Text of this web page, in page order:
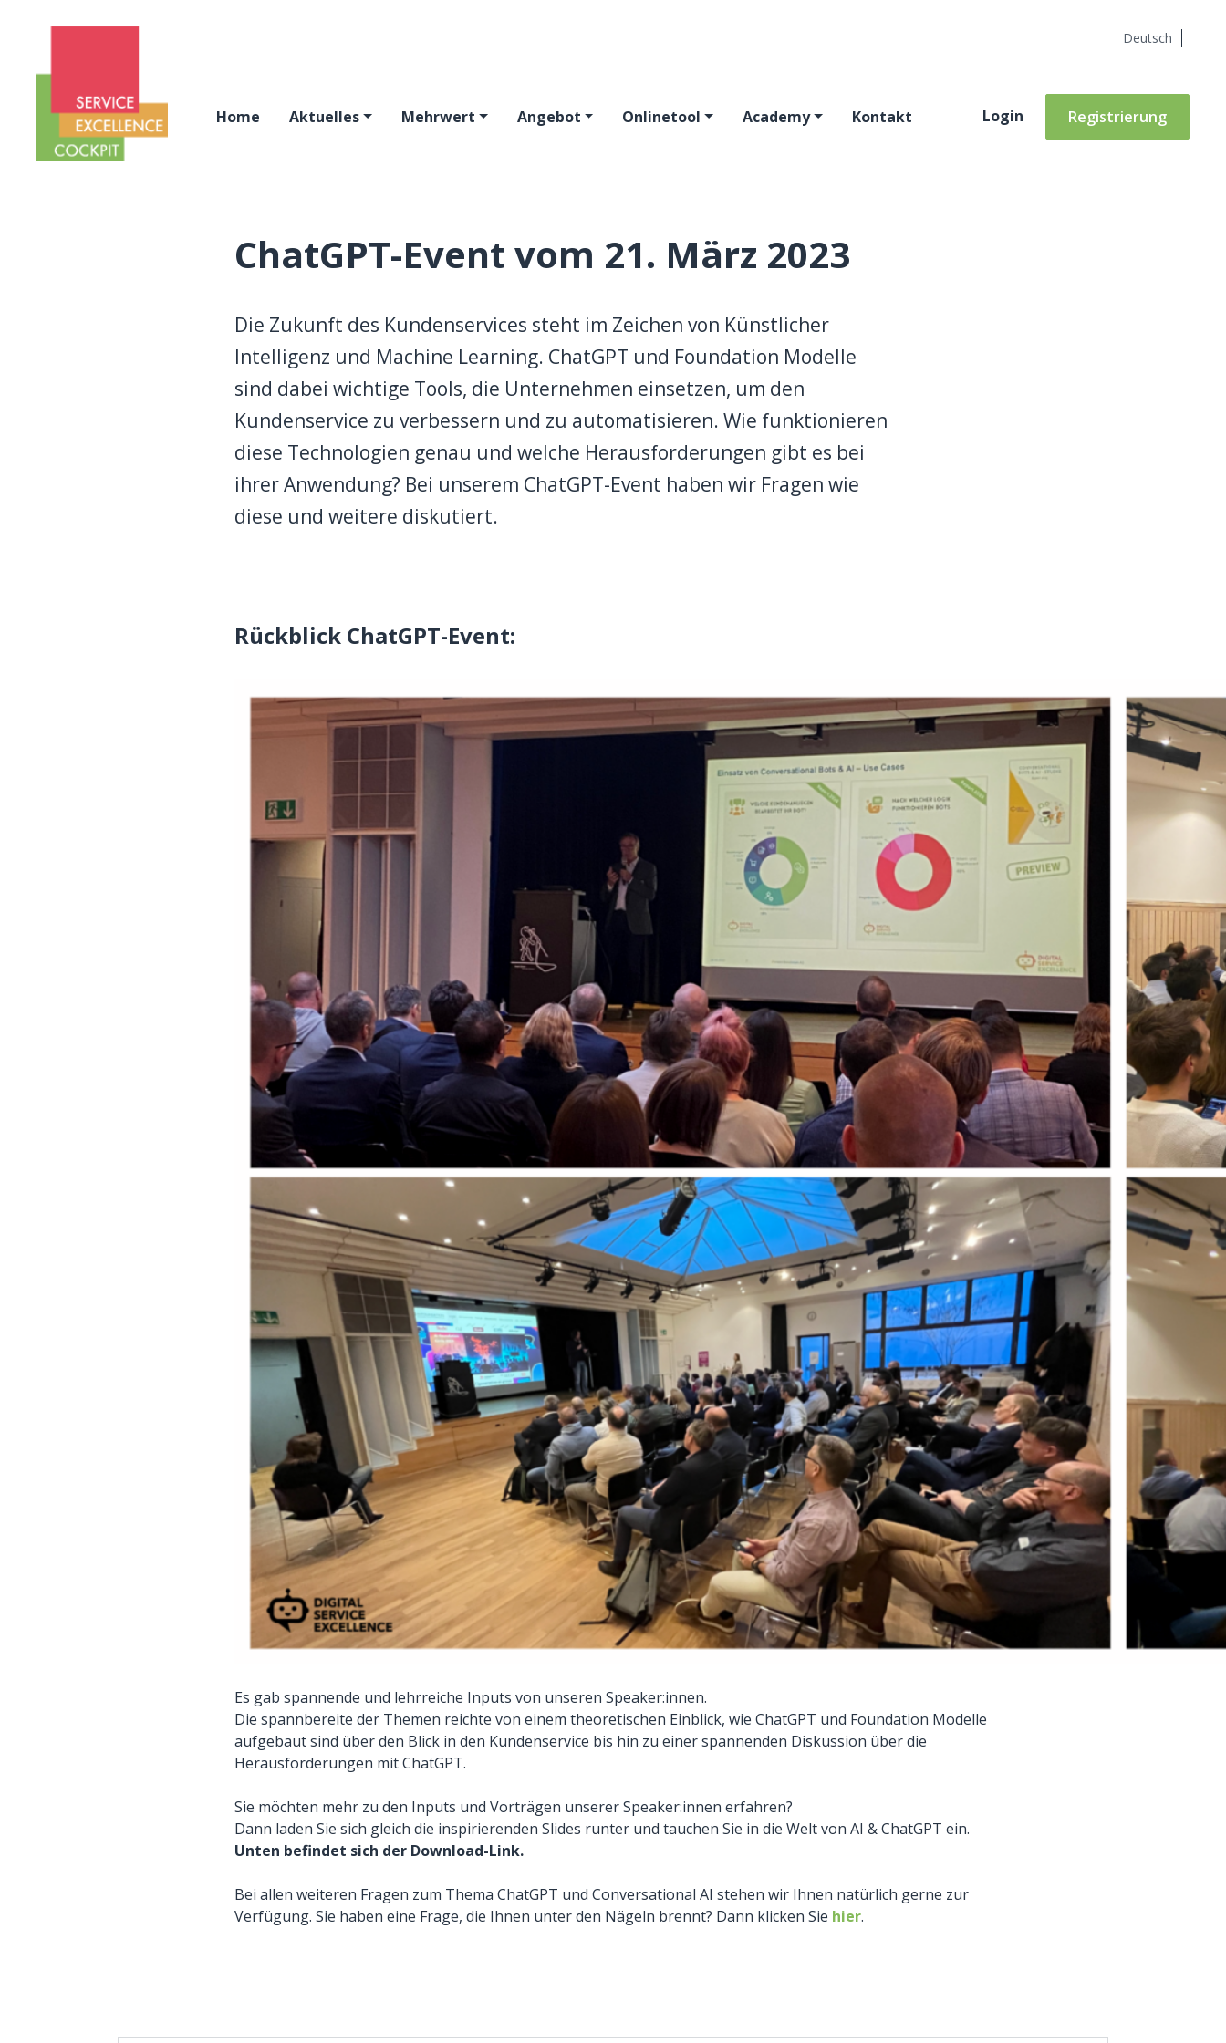
Deutsch
Home Aktuelles Mehrwert Angebot Onlinetool Academy Kontakt Login Registrierung
ChatGPT-Event vom 21. März 2023
Die Zukunft des Kundenservices steht im Zeichen von Künstlicher
Intelligenz und Machine Learning. ChatGPT und Foundation Modelle
sind dabei wichtige Tools, die Unternehmen einsetzen, um den
Kundenservice zu verbessern und zu automatisieren. Wie funktionieren
diese Technologien genau und welche Herausforderungen gibt es bei
ihrer Anwendung? Bei unserem ChatGPT-Event haben wir Fragen wie
diese und weitere diskutiert.
Rückblick ChatGPT-Event:
Es gab spannende und lehrreiche Inputs von unseren Speaker:innen.
Die spannbereite der Themen reichte von einem theoretischen Einblick, wie ChatGPT und Foundation Modelle
aufgebaut sind über den Blick in den Kundenservice bis hin zu einer spannenden Diskussion über die
Herausforderungen mit ChatGPT.
Sie möchten mehr zu den Inputs und Vorträgen unserer Speaker:innen erfahren?
Dann laden Sie sich gleich die inspirierenden Slides runter und tauchen Sie in die Welt von AI & ChatGPT ein.
Unten befindet sich der Download-Link.
Bei allen weiteren Fragen zum Thema ChatGPT und Conversational AI stehen wir Ihnen natürlich gerne zur
Verfügung. Sie haben eine Frage, die Ihnen unter den Nägeln brennt? Dann klicken Sie hier.